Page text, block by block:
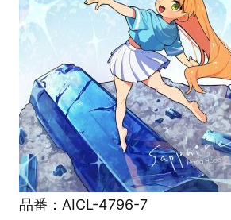
品番：AICL-4796-7